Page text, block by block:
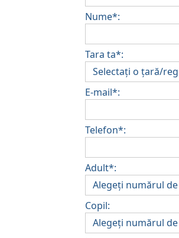
Nume*:
Tara ta*:
E-mail*:
Telefon*:
Adult*:
Copil: